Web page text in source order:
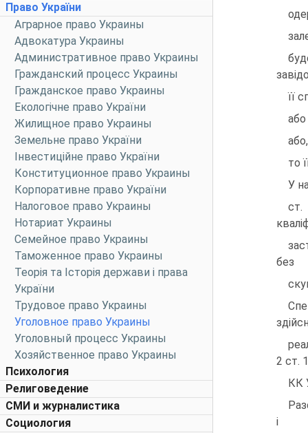
Право України
Аграрное право Украины
Адвокатура Украины
Административное право Украины
Гражданский процесс Украины
Гражданское право Украины
Екологічне право України
Жилищное право Украины
Земельне право України
Інвестиційне право України
Конституционное право Украины
Корпоративне право України
Налоговое право Украины
Нотариат Украины
Семейное право Украины
Таможенное право Украины
Теорія та Історія держави і права
України
Трудовое право Украины
Уголовное право Украины
Уголовный процесс Украины
Хозяйственное право Украины
Психология
Религоведение
СМИ и журналистика
Социология
її
то
У
ст.
без
2 ст.
КК
i